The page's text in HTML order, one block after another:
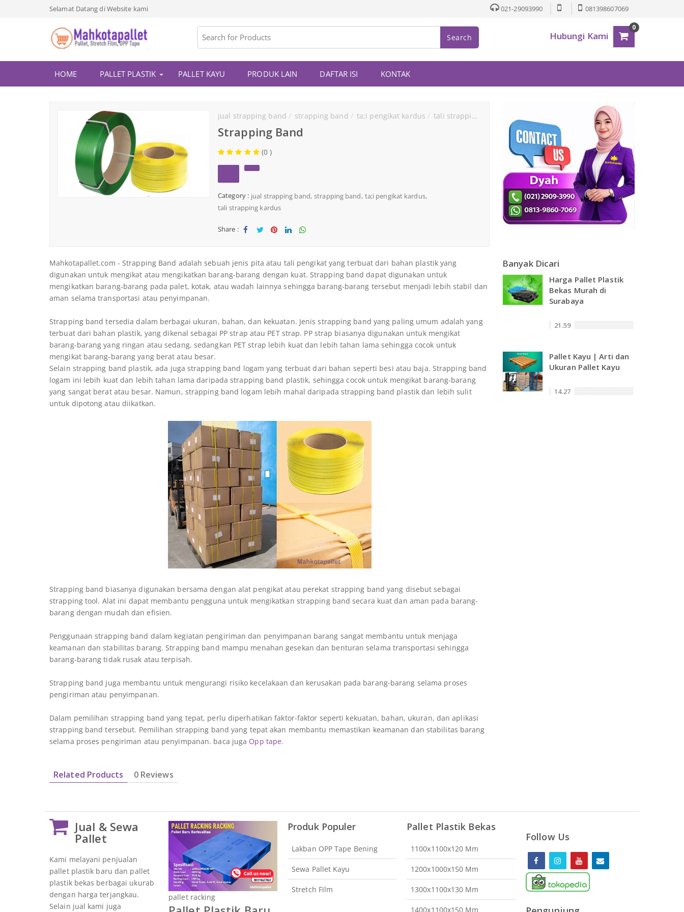
Selamat Datang di Website kami 021-29093990 081398607069
Search Hubungi Kami
0
HOME PALLET PLASTIK PALLET KAYU PRODUK LAIN DAFTAR ISI KONTAK
jual strapping band strapping band ta;i pengikat kardus tali strapping kardus
Strapping Band
(0 )
Category : jual strapping band strapping band ta;i pengikat kardus
tali strapping kardus
Share :
Mahkotapallet.com - Strapping Band adalah sebuah jenis pita atau tali pengikat yang terbuat dari bahan plastik yang
digunakan untuk mengikat atau mengikatkan barang-barang dengan kuat. Strapping band dapat digunakan untuk
mengikatkan barang-barang pada palet, kotak, atau wadah lainnya sehingga barang-barang tersebut menjadi lebih stabil dan
aman selama transportasi atau penyimpanan.
Strapping band tersedia dalam berbagai ukuran, bahan, dan kekuatan. Jenis strapping band yang paling umum adalah yang
terbuat dari bahan plastik, yang dikenal sebagai PP strap atau PET strap. PP strap biasanya digunakan untuk mengikat
barang-barang yang ringan atau sedang, sedangkan PET strap lebih kuat dan lebih tahan lama sehingga cocok untuk
mengikat barang-barang yang berat atau besar.
Selain strapping band plastik, ada juga strapping band logam yang terbuat dari bahan seperti besi atau baja. Strapping band
logam ini lebih kuat dan lebih tahan lama daripada strapping band plastik, sehingga cocok untuk mengikat barang-barang
yang sangat berat atau besar. Namun, strapping band logam lebih mahal daripada strapping band plastik dan lebih sulit
untuk dipotong atau diikatkan.
Strapping band biasanya digunakan bersama dengan alat pengikat atau perekat strapping band yang disebut sebagai
strapping tool. Alat ini dapat membantu pengguna untuk mengikatkan strapping band secara kuat dan aman pada barang-
barang dengan mudah dan efisien.
Penggunaan strapping band dalam kegiatan pengiriman dan penyimpanan barang sangat membantu untuk menjaga
keamanan dan stabilitas barang. Strapping band mampu menahan gesekan dan benturan selama transportasi sehingga
barang-barang tidak rusak atau terpisah.
Strapping band juga membantu untuk mengurangi risiko kecelakaan dan kerusakan pada barang-barang selama proses
pengiriman atau penyimpanan.
Dalam pemilihan strapping band yang tepat, perlu diperhatikan faktor-faktor seperti kekuatan, bahan, ukuran, dan aplikasi
strapping band tersebut. Pemilihan strapping band yang tepat akan membantu memastikan keamanan dan stabilitas barang
selama proses pengiriman atau penyimpanan. baca juga Opp tape.
Related Products 0 Reviews
Banyak Dicari
Harga Pallet Plastik
Bekas Murah di
Surabaya
21.59
Pallet Kayu | Arti dan
Ukuran Pallet Kayu
14.27
Jual & Sewa
Pallet
Kami melayani penjualan
pallet plastik baru dan pallet
plastik bekas berbagai ukurab
dengan harga terjangkau.
Selain jual kami juga
pallet racking
Produk Populer
Lakban OPP Tape Bening
Sewa Pallet Kayu
Stretch Film
Pallet Plastik Bekas
1100x1100x120 Mm
1200x1000x150 Mm
1300x1100x130 Mm
1400x1100x150 Mm
Follow Us